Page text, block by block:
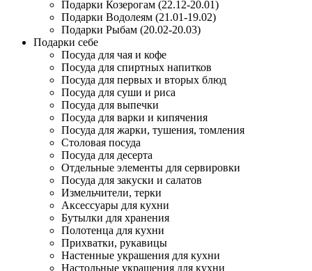
Подарки Козерогам (22.12-20.01)
Подарки Водолеям (21.01-19.02)
Подарки Рыбам (20.02-20.03)
Подарки себе
Посуда для чая и кофе
Посуда для спиртных напитков
Посуда для первых и вторых блюд
Посуда для суши и риса
Посуда для выпечки
Посуда для варки и кипячения
Посуда для жарки, тушения, томления
Столовая посуда
Посуда для десерта
Отдельные элементы для сервировки
Посуда для закуски и салатов
Измельчители, терки
Аксессуары для кухни
Бутылки для хранения
Полотенца для кухни
Прихватки, рукавицы
Настенные украшения для кухни
Настольные украшения для кухни